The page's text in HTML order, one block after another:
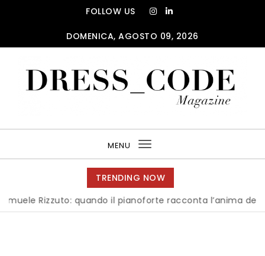
FOLLOW US
DOMENICA, AGOSTO 09, 2026
MENU
Toggle
navigation
TRENDING NOW
quando il pianoforte racconta l’anima dell’Italia